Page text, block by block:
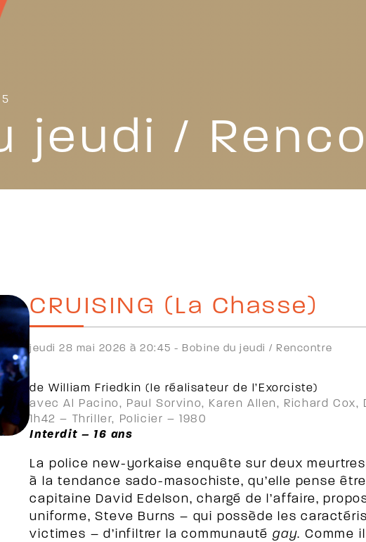
jeudi /
CRUISING (La Chasse)
jeudi 28 mai 2026 à 20:45 - Bobine du jeudi / Rencontre
de William Friedkin (le réalisateur de l’Exorciste)
avec Al Pacino, Paul Sorvino, Karen Allen, Richard Cox,
1h42 – Thriller, Policier – 1980
Interdit – 16 ans
La police new-yorkaise enquête sur deux
à la tendance sado-masochiste, qu’elle pense
capitaine David Edelson, chargé de l’affaire,
uniforme, Steve Burns – qui possède les
victimes – d’infiltrer la communauté gay. Comme